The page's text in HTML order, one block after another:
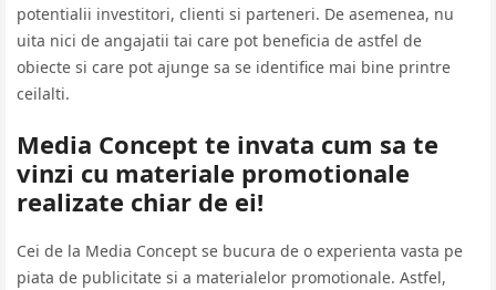
potentialii investitori, clienti si parteneri. De asemenea, nu
uita nici de angajatii tai care pot beneficia de astfel de
obiecte si care pot ajunge sa se identifice mai bine printre
ceilalti.
Media Concept te invata cum sa te
vinzi cu materiale promotionale
realizate chiar de ei!
Cei de la Media Concept se bucura de o experienta vasta pe
piata de publicitate si a materialelor promotionale. Astfel,